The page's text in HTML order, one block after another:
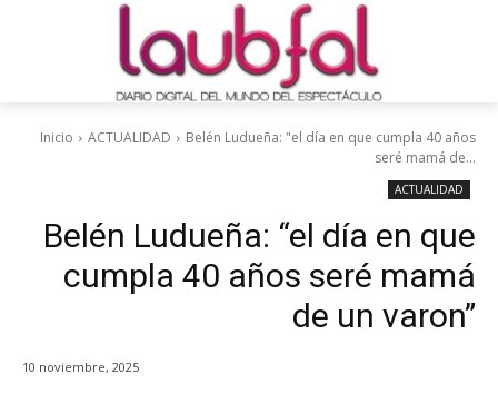
Inicio ACTUALIDAD
Belén Ludueña: "el día en que cumpla 40 años
seré mamá de...
ACTUALIDAD
Belén Ludueña: “el día en que
cumpla 40 años seré mamá
de un varon”
10 noviembre, 2025